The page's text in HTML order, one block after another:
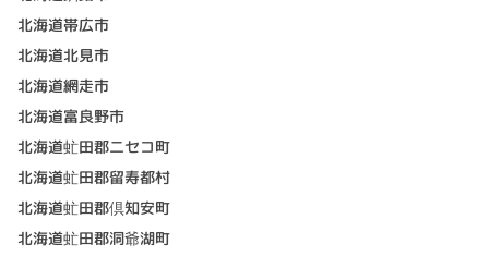
北海道帯広市
北海道北見市
北海道網走市
北海道富良野市
北海道虻田郡二セコ町
北海道虻田郡留寿都村
北海道虻田郡倶知安町
北海道虻田郡洞爺湖町